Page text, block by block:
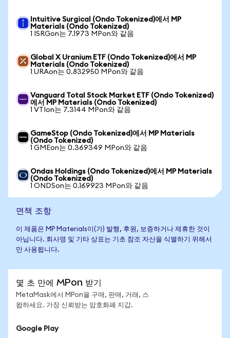
Intuitive Surgical (Ondo Tokenized)에서 MP
Materials (Ondo Tokenized)
1 ISRGon는 7.1973 MPon와 같음
Global X Uranium ETF (Ondo Tokenized)에서 MP
Materials (Ondo Tokenized)
1 URAon는 0.832950 MPon와 같음
Vanguard Total Stock Market ETF (Ondo Tokenized)
에서 MP Materials (Ondo Tokenized)
1 VTIon는 7.3144 MPon와 같음
GameStop (Ondo Tokenized)에서 MP Materials
(Ondo Tokenized)
1 GMEon는 0.369349 MPon와 같음
Ondas Holdings (Ondo Tokenized)에서 MP Materials
(Ondo Tokenized)
1 ONDSon는 0.169923 MPon와 같음
면책 조항
이 제품은 MP Materials이(가) 발행, 후원, 보증하거나 제휴한 것이
아닙니다. 회사명 및 기타 상표는 기초 참조 자산을 식별하기 위해서
만 사용됩니다.
몇 초 만에 MPon 받기
MetaMask에서 MPon을 구매, 판매, 거래, 스
왑하세요. 가장 신뢰받는 암호화폐 지갑.
Google Play